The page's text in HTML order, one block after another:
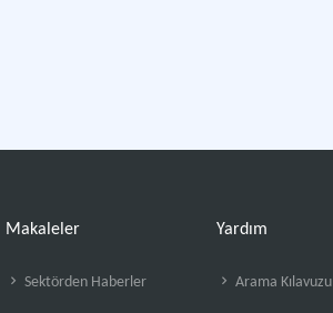
Makaleler
Sektörden Haberler
Yardım
Arama Kılavuzu